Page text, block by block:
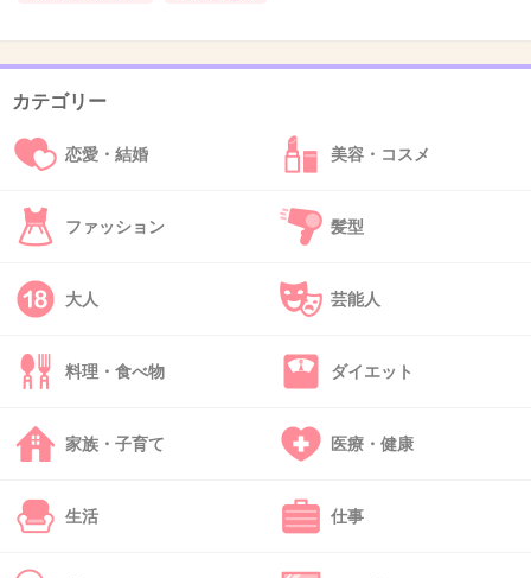
少女マンがってどれも同じに感じてしまいます（ ; ; ）
45. 匿名 2014/07/06(日) 14:52:00
+9
洸よりとーまくん♡♡♡
カテゴリー
恋愛・結婚 美容・コスメ
ファッション 髪型
大人 芸能人
料理・食べ物 ダイエット
家族・子育て 医療・健康
生活 仕事